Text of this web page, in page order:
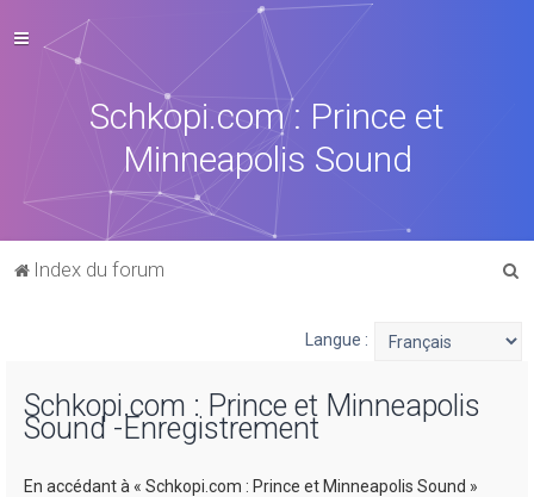
Schkopi.com : Prince et
Minneapolis Sound
Index du forum
Langue :
Schkopi.com : Prince et Minneapolis
Sound -Enregistrement
En accédant à « Schkopi.com : Prince et Minneapolis Sound »